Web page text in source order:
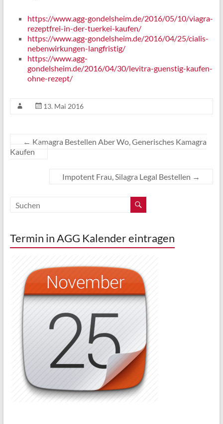
https://www.agg-gondelsheim.de/2016/05/10/viagra-
rezeptfrei-in-der-tuerkei-kaufen/
https://www.agg-gondelsheim.de/2016/04/25/cialis-
nebenwirkungen-langfristig/
https://www.agg-
gondelsheim.de/2016/04/30/levitra-guenstig-kaufen-
ohne-rezept/
13. Mai 2016
← Kamagra Bestellen Aber Wo, Generisches Kamagra
Kaufen
Impotent Frau, Silagra Legal Bestellen →
Termin in AGG Kalender eintragen